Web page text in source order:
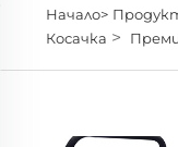
Начало>
Косачка >